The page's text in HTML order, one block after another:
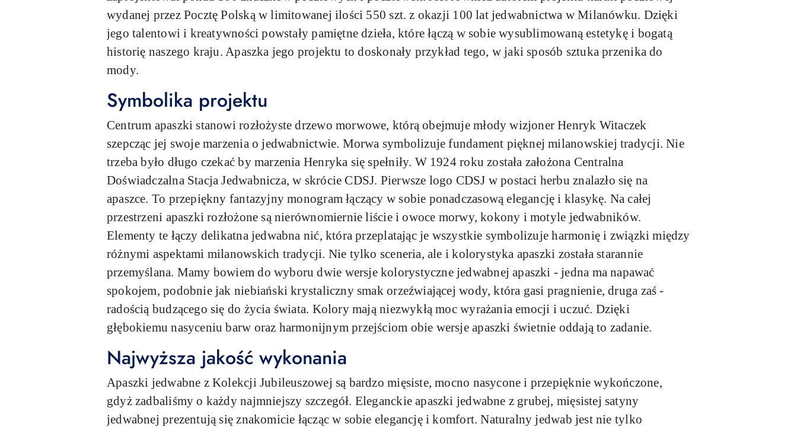
wydanej przez Pocztę Polską w limitowanej ilości 550 szt. z okazji 100 lat jedwabnictwa w Milanówku. Dzięki
jego talentowi i kreatywności powstały pamiętne dzieła, które łączą w sobie wysublimowaną estetykę i bogatą
historię naszego kraju. Apaszka jego projektu to doskonały przykład tego, w jaki sposób sztuka przenika do
mody.
Symbolika projektu
Centrum apaszki stanowi rozłożyste drzewo morwowe, którą obejmuje młody wizjoner Henryk Witaczek
szepcząc jej swoje marzenia o jedwabnictwie. Morwa symbolizuje fundament pięknej milanowskiej tradycji. Nie
trzeba było długo czekać by marzenia Henryka się spełniły. W 1924 roku została założona Centralna
Doświadczalna Stacja Jedwabnicza, w skrócie CDSJ. Pierwsze logo CDSJ w postaci herbu znalazło się na
apaszce. To przepiękny fantazyjny monogram łączący w sobie ponadczasową elegancję i klasykę. Na całej
przestrzeni apaszki rozłożone są nierównomiernie liście i owoce morwy, kokony i motyle jedwabników.
Elementy te łączy delikatna jedwabna nić, która przeplatając je wszystkie symbolizuje harmonię i związki między
różnymi aspektami milanowskich tradycji. Nie tylko sceneria, ale i kolorystyka apaszki została starannie
przemyślana. Mamy bowiem do wyboru dwie wersje kolorystyczne jedwabnej apaszki - jedna ma napawać
spokojem, podobnie jak niebiański krystaliczny smak orzeźwiającej wody, która gasi pragnienie, druga zaś -
radością budzącego się do życia świata. Kolory mają niezwykłą moc wyrażania emocji i uczuć. Dzięki
głębokiemu nasyceniu barw oraz harmonijnym przejściom obie wersje apaszki świetnie oddają to zadanie.
Najwyższa jakość wykonania
Apaszki jedwabne z Kolekcji Jubileuszowej są bardzo mięsiste, mocno nasycone i przepięknie wykończone,
gdyż zadbaliśmy o każdy najmniejszy szczegół. Eleganckie apaszki jedwabne z grubej, mięsistej satyny
jedwabnej prezentują się znakomicie łącząc w sobie elegancję i komfort. Naturalny jedwab jest nie tylko